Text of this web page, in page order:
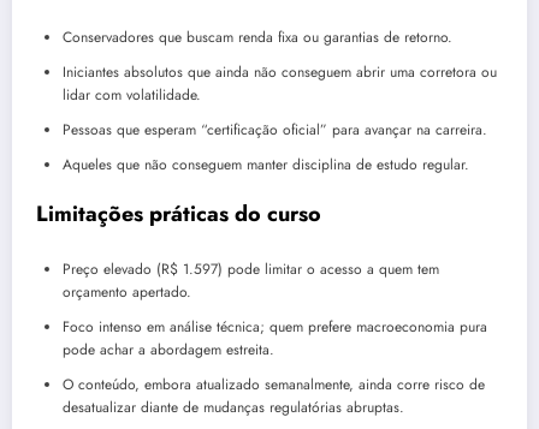
Conservadores que buscam renda fixa ou garantias de retorno.
Iniciantes absolutos que ainda não conseguem abrir uma corretora ou
lidar com volatilidade.
Pessoas que esperam “certificação oficial” para avançar na carreira.
Aqueles que não conseguem manter disciplina de estudo regular.
Limitações práticas do curso
Preço elevado (R$ 1.597) pode limitar o acesso a quem tem
orçamento apertado.
Foco intenso em análise técnica; quem prefere macroeconomia pura
pode achar a abordagem estreita.
O conteúdo, embora atualizado semanalmente, ainda corre risco de
desatualizar diante de mudanças regulatórias abruptas.